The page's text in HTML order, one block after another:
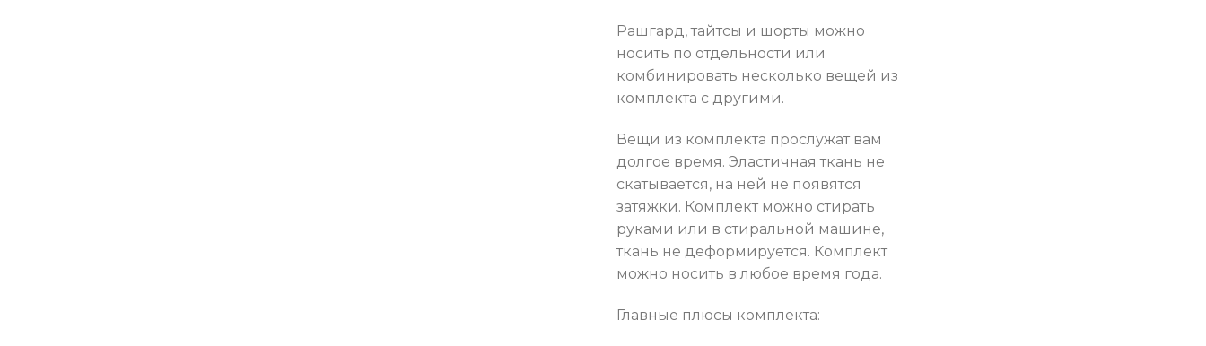
Рашгард, тайтсы и шорты можно
носить по отдельности или
комбинировать несколько вещей из
комплекта с другими.
Вещи из комплекта прослужат вам
долгое время. Эластичная ткань не
скатывается, на ней не появятся
затяжки. Комплект можно стирать
руками или в стиральной машине,
ткань не деформируется. Комплект
можно носить в любое время года.
Главные плюсы комплекта: